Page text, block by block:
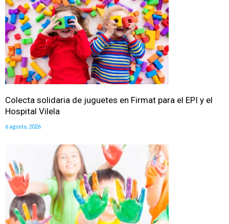
Colecta solidaria de juguetes en Firmat para el EPI y el
Hospital Vilela
6 agosto, 2026